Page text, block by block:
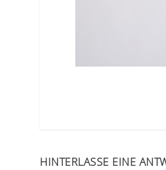
HINTERLASSE EINE